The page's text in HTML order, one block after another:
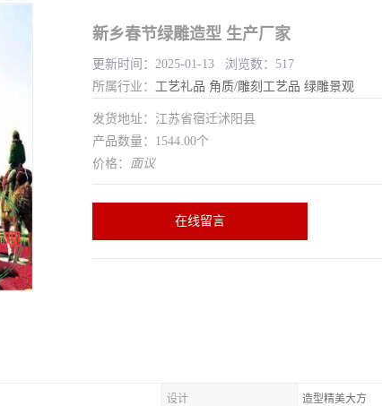
新乡春节绿雕造型 生产厂家
更新时间：2025-01-13 浏览数：517
所属行业： 工艺礼品 角质/雕刻工艺品 绿雕景观
发货地址：江苏省宿迁沭阳县
产品数量：1544.00个
价格： 面议
在线留言
设计 造型精美大方